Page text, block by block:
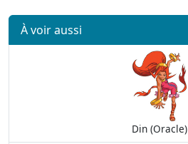
À voir aussi
Din (Oracle)